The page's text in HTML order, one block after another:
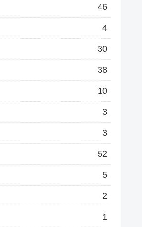
46
4
30
38
10
3
3
52
5
2
1